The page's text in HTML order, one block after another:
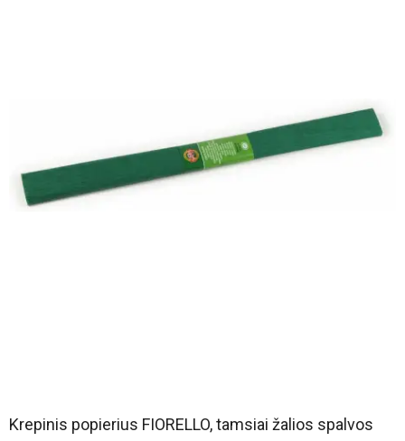
Krepinis popierius FIORELLO, tamsiai žalios spalvos